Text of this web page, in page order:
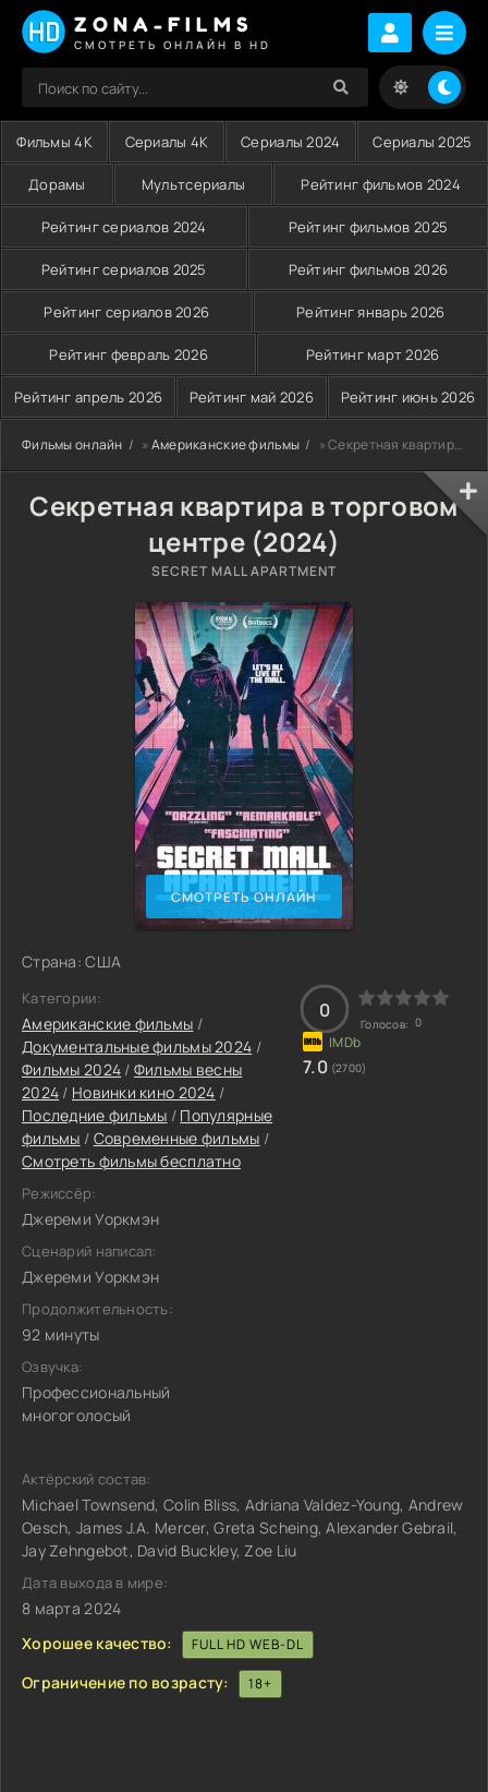
ZONA-FILMS
СМОТРЕТЬ ОНЛАЙН В HD
Фильмы 4K Сериалы 4K Сериалы 2024 Сериалы 2025
Дорамы Мультсериалы Рейтинг фильмов 2024
Рейтинг сериалов 2024 Рейтинг фильмов 2025
Рейтинг сериалов 2025 Рейтинг фильмов 2026
Рейтинг сериалов 2026 Рейтинг январь 2026
Рейтинг февраль 2026 Рейтинг март 2026
Рейтинг апрель 2026 Рейтинг май 2026 Рейтинг июнь 2026
Фильмы онлайн » Американские фильмы » Секретная квартира в торговом центре (2024)
Секретная квартира в торговом
центре (2024)
SECRET MALL APARTMENT
СМОТРЕТЬ ОНЛАЙН
Страна: США
Категории:
Американские фильмы /
Документальные фильмы 2024 /
Фильмы 2024 / Фильмы весны
2024 / Новинки кино 2024 /
Последние фильмы / Популярные
фильмы / Современные фильмы /
Смотреть фильмы бесплатно
Режиссёр:
Джереми Уоркмэн
Сценарий написал:
Джереми Уоркмэн
Продолжительность:
92 минуты
Озвучка:
Профессиональный
многоголосый
0
Голосов: 0
7.0 (2700)
Актёрский состав:
Michael Townsend, Colin Bliss, Adriana Valdez-Young, Andrew
Oesch, James J.A. Mercer, Greta Scheing, Alexander Gebrail,
Jay Zehngebot, David Buckley, Zoe Liu
Дата выхода в мире:
8 марта 2024
Хорошее качество:
FULL HD WEB-DL
Ограничение по возрасту: 18+